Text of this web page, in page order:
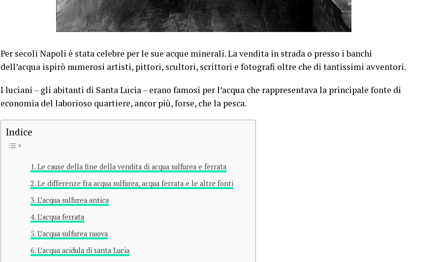
Per secoli Napoli è stata celebre per le sue acque minerali. La vendita in strada o presso i banchi
dell’acqua ispirò numerosi artisti, pittori, scultori, scrittori e fotografi oltre che di tantissimi avventori.
I luciani – gli abitanti di Santa Lucia – erano famosi per l’acqua che rappresentava la principale fonte di
economia del laborioso quartiere, ancor più, forse, che la pesca.
Indice
Le cause della fine della vendita di acqua sulfurea e ferrata
Le differenze fra acqua sulfurea, acqua ferrata e le altre fonti
L’acqua sulfurea antica
L’acqua ferrata
L’acqua sulfurea nuova
L’acqua acidula di santa Lucia